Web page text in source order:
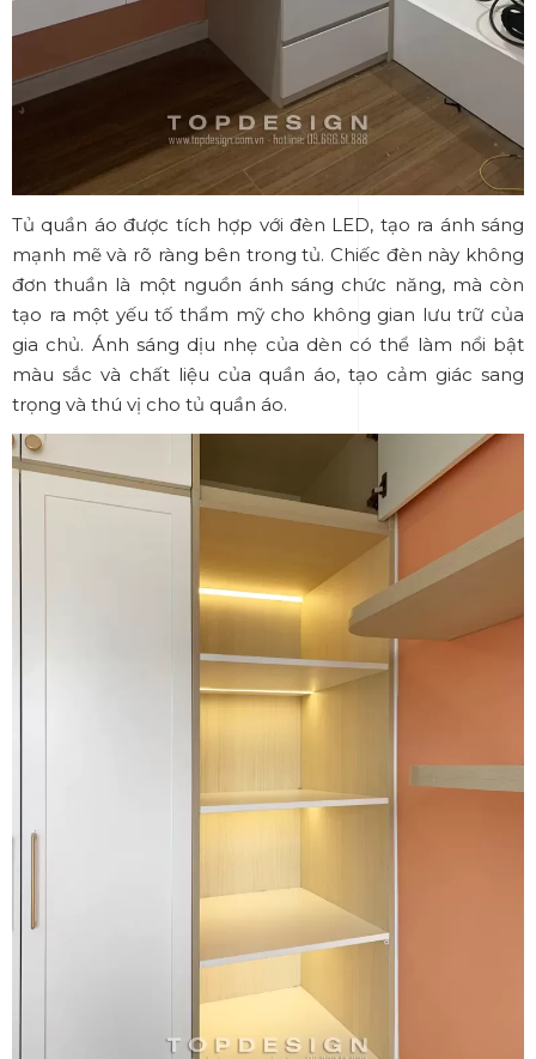
Tủ quần áo được tích hợp với đèn LED, tạo ra ánh sáng
mạnh mẽ và rõ ràng bên trong tủ. Chiếc đèn này không
đơn thuần là một nguồn ánh sáng chức năng, mà còn
tạo ra một yếu tố thẩm mỹ cho không gian lưu trữ của
gia chủ. Ánh sáng dịu nhẹ của dèn có thể làm nổi bật
màu sắc và chất liệu của quần áo, tạo cảm giác sang
trọng và thú vị cho tủ quần áo.